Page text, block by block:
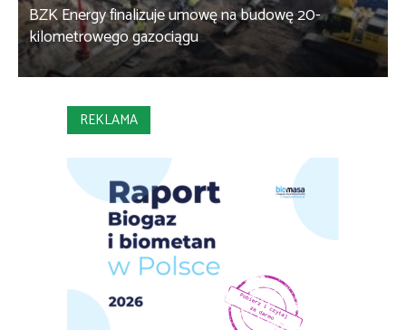
BZK Energy finalizuje umowę na budowę 20-
kilometrowego gazociągu
REKLAMA